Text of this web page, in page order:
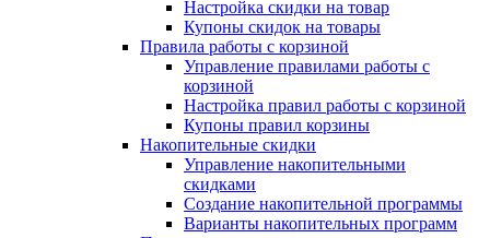
Настройка скидки на товар
Купоны скидок на товары
Правила работы с корзиной
Управление правилами работы с
корзиной
Настройка правил работы с корзиной
Купоны правил корзины
Накопительные скидки
Управление накопительными
скидками
Создание накопительной программы
Варианты накопительных программ